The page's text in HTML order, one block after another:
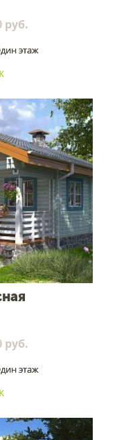
руб.
этаж
руб.
этаж